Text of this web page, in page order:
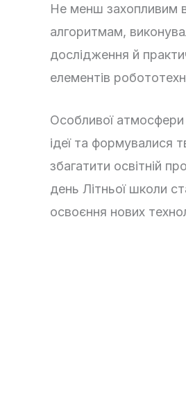
Не менш захопливим
алгоритмам,
дослідження й
елементів
Особливої атмосфери
ідеї та формувалися
збагатити освітній
день Літньої школи
освоєння нових